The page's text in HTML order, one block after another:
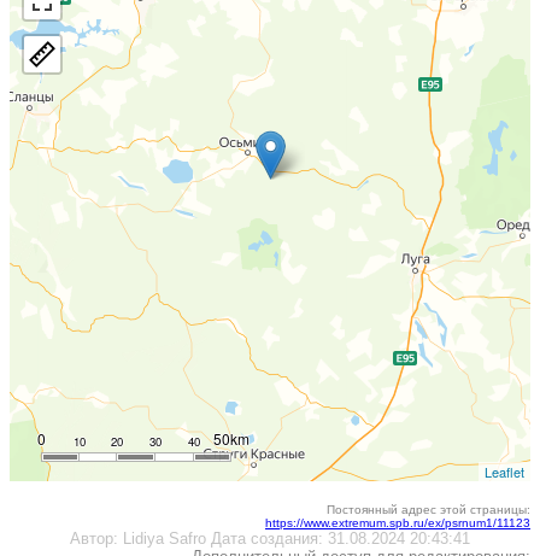
10
0 20 30 40 50km
Leaflet
Постоянный адрес этой страницы:
https://www.extremum.spb.ru/ex/psrnum1/11123
Автор: Lidiya Safro Дата создания: 31.08.2024 20:43:41